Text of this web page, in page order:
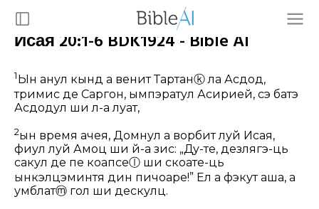
Исая 20:1-6 BDK1924 - Bible AI
1Ын анул кынд а венит Тартанⓚла Асдод,
тримис де Саргон, ымпэратул Асирией, сэ батэ
Асдодул ши л-а луат,
2ын время ачея, Домнул а ворбит луй Исая,
фиул луй Амоц ши й-а зис: „Ду-те, дезлягэ-ць
сакул де пе коапсеⓛ ши скоате-ць
ынкэлцэминтя дин пичоаре!” Ел а фэкут аша, а
умблатⓜ гол ши дескулц.